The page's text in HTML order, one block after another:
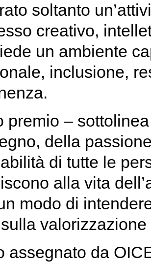
soltanto
creativo,
un ambiente
inclusione,
premio –
della
di tutte le
alla vita
modo di
assegnato da